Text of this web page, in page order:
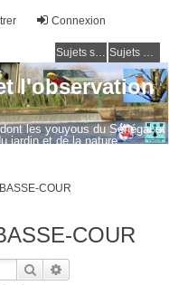
Connexion
Sujets sans réponse Sujets actifs
l'observation
les youyous du Sénégal et
jardin et de la nature.
COUR
COUR
Rechercher